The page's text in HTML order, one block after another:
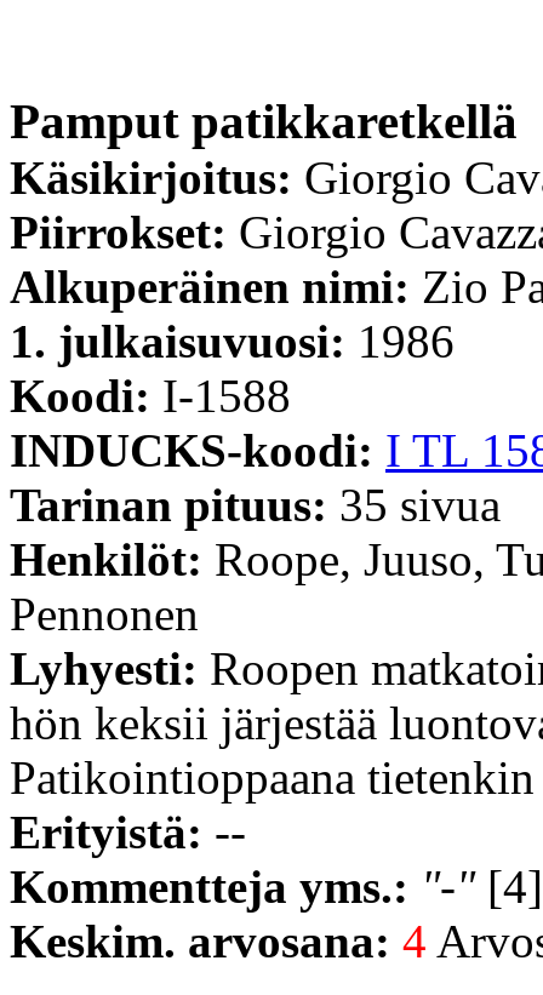
Pamput patikkaretkellä
Käsikirjoitus: Giorgio
Piirrokset: Giorgio
Alkuperäinen nimi: Zio
1. julkaisuvuosi: 1986
Koodi: I-1588
INDUCKS-koodi: I TL
Tarinan pituus: 35 sivua
Henkilöt: Roope, Juuso,
Pennonen
Lyhyesti: Roopen
hön keksii järjestää
Patikointioppaana
Erityistä: --
Kommentteja yms.: "-"
Keskim. arvosana: 4